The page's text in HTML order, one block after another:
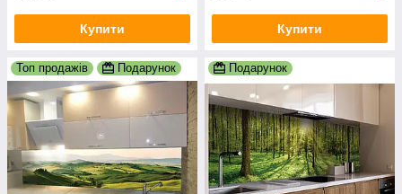
Купити Купити
Топ продажів Подарунок Подарунок